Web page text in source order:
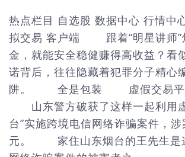
热点栏目 自选股 数据中心 行情中
拟交易 客户端 跟着“明星讲师”
金，就能安全稳健赚得高收益？看
诺背后，往往隐藏着犯罪分子精心
阱。 全是包装 虚假交易平
山东警方破获了这样一起利用
台”实施跨境电信网络诈骗案件，
元。 家住山东烟台的王先生是